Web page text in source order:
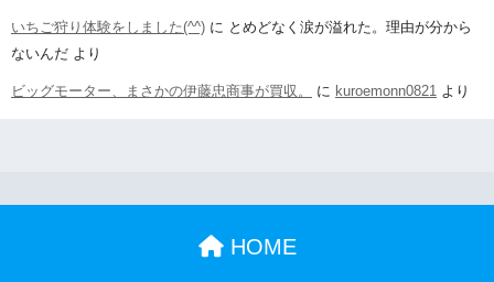
いちご狩り体験をしました(^^) に とめどなく涙が溢れた。理由が分から
ないんだ より
ビッグモーター、まさかの伊藤忠商事が買収。 に kuroemonn0821 より
HOME